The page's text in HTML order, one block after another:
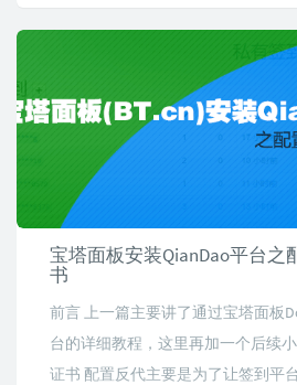
宝塔面板安装QianDao平台之
书
前言 上一篇主要讲了通过宝塔面板
台的详细教程，这里再加一个后续
证书 配置反代主要是为了让签到平